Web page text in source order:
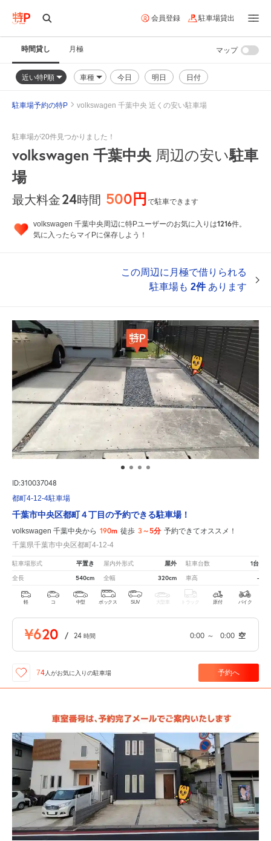
会員登録 駐車場貸出
時間貸し 月極
近い特P順 車種 今日 明日 日付
マップ
駐車場予約の特P volkswagen 千葉中央 近くの安い駐車場
駐車場が20件見つかりました！
volkswagen 千葉中央 周辺の安い駐車
場
最大料金24時間 500円で駐車できます
volkswagen 千葉中央周辺に特Pユーザーのお気に入りは1216件。
気に入ったらマイPに保存しよう！
この周辺に月極で借りられる
駐車場も 2件あります
ID:310037048
都町4-12-4駐車場
千葉市中央区都町４丁目の予約できる駐車場！
volkswagen 千葉中央から 190m 徒歩 3～5分 予約できてオススメ！
千葉県千葉市中央区都町4-12-4
駐車場形式 平置き 屋内外形式 屋外 駐車台数 1台
全長 540cm 全幅 320cm 車高 -
軽 コ 中型 ボックス SUV 大型車 トラック 原付 バイク
¥620 / 24 時間 0:00 ～ 0:00 空
74人がお気に入りの駐車場 予約へ